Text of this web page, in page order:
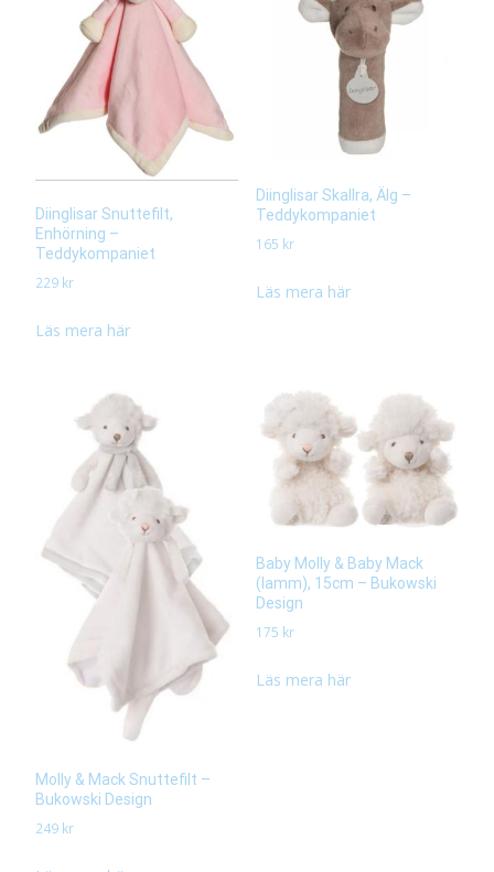
Diinglisar Snuttefilt,
Enhörning –
Teddykompaniet
229 kr
Läs mera här
Diinglisar Skallra, Älg –
Teddykompaniet
165 kr
Läs mera här
Molly & Mack Snuttefilt –
Bukowski Design
249 kr
Baby Molly & Baby Mack
(lamm), 15cm – Bukowski
Design
175 kr
Läs mera här